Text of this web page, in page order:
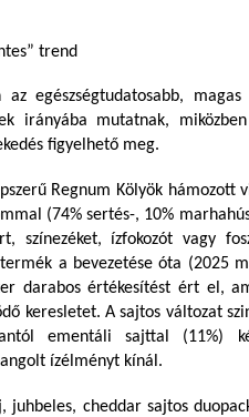
trend
egészségtudatosabb,
irányába mutatnak,
figyelhető meg.
Regnum Kölyök hámozott
(74% sertés-, 10%
színezéket, ízfokozót vagy
a bevezetése óta (2025
darabos értékesítést ért el,
keresletet. A sajtos változat
ementáli sajttal (11%)
ízélményt kínál.
cheddar sajtos